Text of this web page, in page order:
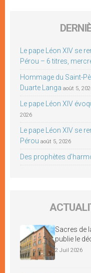
Le pape Léon XIV se
Pérou – 6 titres,
Hommage du Saint-
Duarte Langa août 5,
Le pape Léon XIV
2026
Le pape Léon XIV se
Pérou août 5, 2026
Des prophètes
Sacres de
publie le
2 Juil 2026